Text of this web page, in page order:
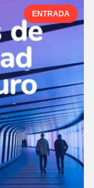
ENTRADA